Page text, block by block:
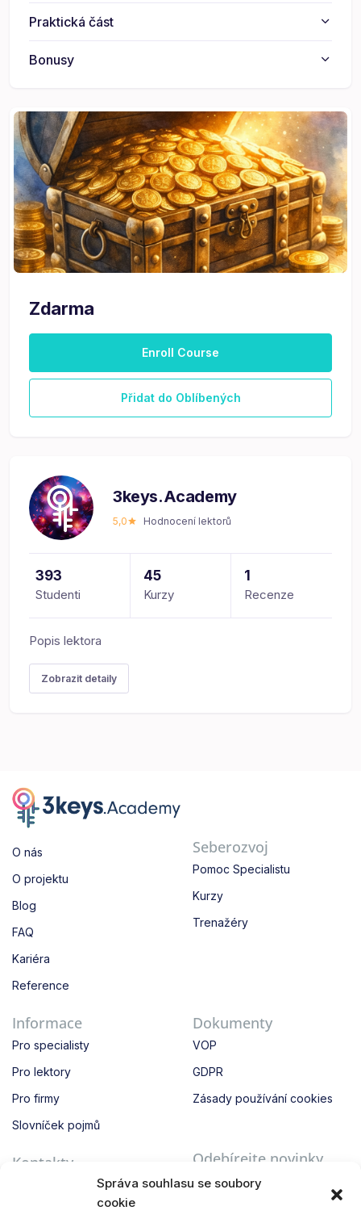
Správa souhlasu se soubory
cookie
Praktická část
Bonusy
Zdarma
Enroll Course
Přidat do Oblíbených
3keys.Academy
5,0 Hodnocení lektorů
393
Studenti
45
Kurzy
1
Recenze
Popis lektora
Zobrazit detaily
O nás
O projektu
Blog
FAQ
Kariéra
Reference
Seberozvoj
Pomoc Specialistu
Kurzy
Trenažéry
Informace
Pro specialisty
Pro lektory
Pro firmy
Slovníček pojmů
Dokumenty
VOP
GDPR
Zásady používání cookies
Kontakty
info@3keys.academy
Odebírejte novinky
novinkám a bonusům!